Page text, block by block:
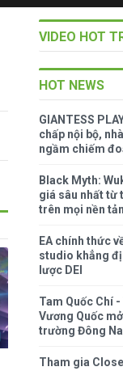
VIDEO HOT
HOT NEWS
GIANTESS
chấp nội bộ,
ngầm chiếm
Black Myth:
giá sâu nhất từ
trên mọi nền
EA chính thức
studio khẳng
lược DEI
Tam Quốc Chí
Vương Quốc
trường Đông
Tham gia